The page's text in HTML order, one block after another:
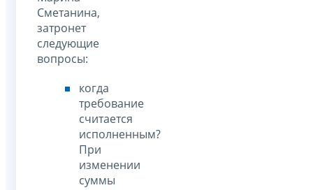
Сметанина,
затронет
следующие
вопросы:
когда
требование
считается
исполненным?
При
изменении
суммы